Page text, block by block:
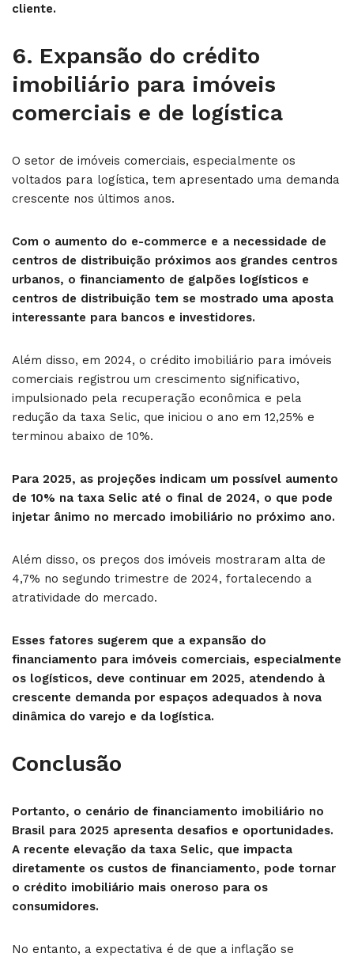
cliente.
6. Expansão do crédito
imobiliário para imóveis
comerciais e de logística
O setor de imóveis comerciais, especialmente os
voltados para logística, tem apresentado uma demanda
crescente nos últimos anos.
Com o aumento do e-commerce e a necessidade de
centros de distribuição próximos aos grandes centros
urbanos, o financiamento de galpões logísticos e
centros de distribuição tem se mostrado uma aposta
interessante para bancos e investidores.
Além disso, em 2024, o crédito imobiliário para imóveis
comerciais registrou um crescimento significativo,
impulsionado pela recuperação econômica e pela
redução da taxa Selic, que iniciou o ano em 12,25% e
terminou abaixo de 10%.
Para 2025, as projeções indicam um possível aumento
de 10% na taxa Selic até o final de 2024, o que pode
injetar ânimo no mercado imobiliário no próximo ano.
Além disso, os preços dos imóveis mostraram alta de
4,7% no segundo trimestre de 2024, fortalecendo a
atratividade do mercado.
Esses fatores sugerem que a expansão do
financiamento para imóveis comerciais, especialmente
os logísticos, deve continuar em 2025, atendendo à
crescente demanda por espaços adequados à nova
dinâmica do varejo e da logística.
Conclusão
Portanto, o cenário de financiamento imobiliário no
Brasil para 2025 apresenta desafios e oportunidades.
A recente elevação da taxa Selic, que impacta
diretamente os custos de financiamento, pode tornar
o crédito imobiliário mais oneroso para os
consumidores.
No entanto, a expectativa é de que a inflação se